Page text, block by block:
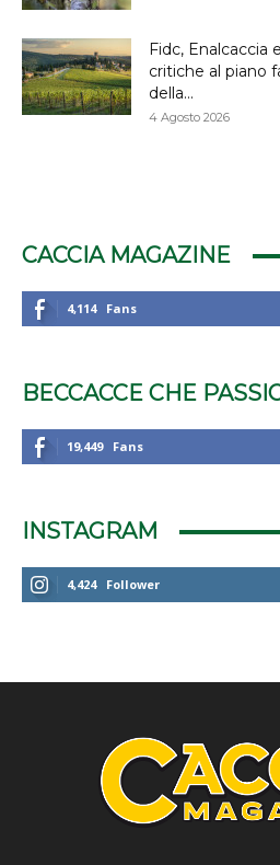
Fidc, Enalcaccia
critiche al piano
della...
4 Agosto 2026
CACCIA MAGAZINE
4,114 Fans
BECCACCE CHE
19,449 Fans
INSTAGRAM
4,424 Follower